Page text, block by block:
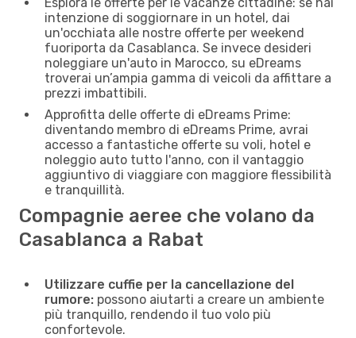
intenzione di soggiornare in un hotel, dai
un'occhiata alle nostre offerte per weekend
fuoriporta da Casablanca. Se invece desideri
noleggiare un'auto in Marocco, su eDreams
troverai un’ampia gamma di veicoli da affittare a
prezzi imbattibili.
Approfitta delle offerte di eDreams Prime:
diventando membro di eDreams Prime, avrai
accesso a fantastiche offerte su voli, hotel e
noleggio auto tutto l'anno, con il vantaggio
aggiuntivo di viaggiare con maggiore flessibilità
e tranquillità.
Compagnie aeree che volano da
Casablanca a Rabat
Utilizzare cuffie per la cancellazione del
rumore: possono aiutarti a creare un ambiente
più tranquillo, rendendo il tuo volo più
confortevole.